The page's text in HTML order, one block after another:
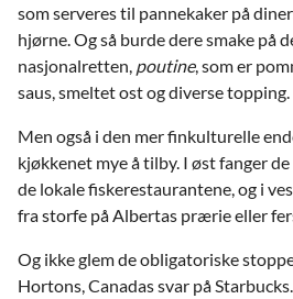
som serveres til pannekaker på
hjørne. Og så burde dere smake på
nasjonalretten, poutine, som er
saus, smeltet ost og diverse topping.
Men også i den mer finkulturelle
kjøkkenet mye å tilby. I øst fanger
de lokale fiskerestaurantene, og i
fra storfe på Albertas prærie eller
Og ikke glem de obligatoriske
Hortons, Canadas svar på